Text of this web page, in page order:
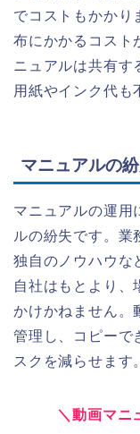
でコストもかかり
布にかかるコスト
ニュアルは共有す
用紙やインク代も
マニュアルの
マニュアルの運用
ルの紛失です。業
独自のノウハウな
自社はもとより、
かけかねません。
管理し、コピーで
スクを減らせます。
＼動画マニ